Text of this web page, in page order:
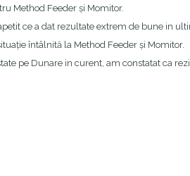
Method Feeder și Momitor.
ce a dat rezultate extrem de bune in
întâlnită la Method Feeder și Momitor.
pe Dunare in curent, am constatat ca